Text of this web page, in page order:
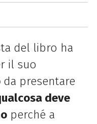
del libro ha
il suo
da presentare
deve
perché a